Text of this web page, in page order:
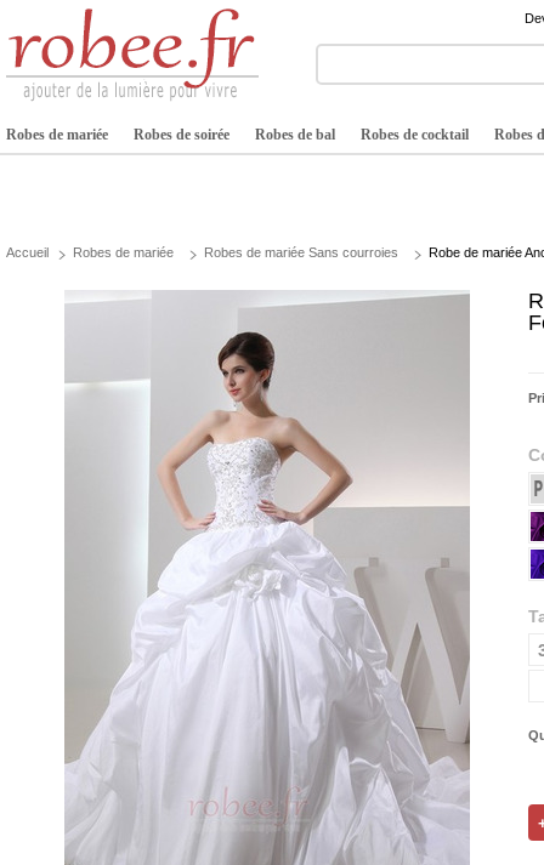
Robes de mariée Robes de soirée Robes de bal Robes de cocktail Robes
Accueil Robes de mariée Robes de mariée Sans courroies Robe de mariée